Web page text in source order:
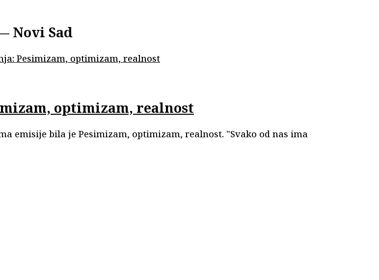
Novi Sad
optimizam, realnost
emisije bila je Pesimizam, optimizam, realnost. "Svako od nas ima